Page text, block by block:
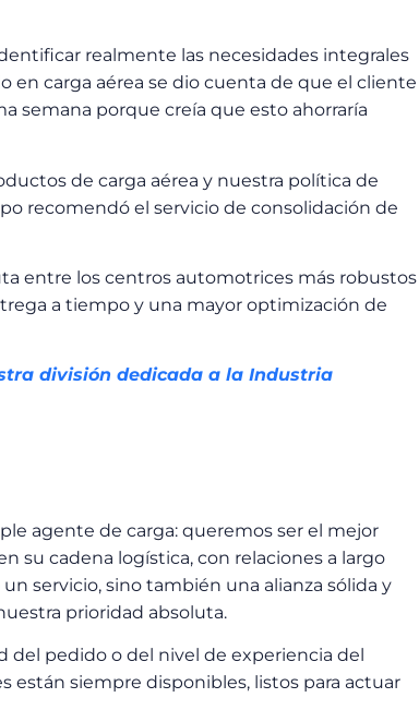
realmente las necesidades integrales
en carga aérea se dio cuenta de que el cliente
semana porque creía que esto ahorraría
de carga aérea y nuestra política de
recomendó el servicio de consolidación de
entre los centros automotrices más robustos
a tiempo y una mayor optimización de
división dedicada a la Industria
agente de carga: queremos ser el mejor
su cadena logística, con relaciones a largo
servicio, sino también una alianza sólida y
prioridad absoluta.
pedido o del nivel de experiencia del
están siempre disponibles, listos para actuar